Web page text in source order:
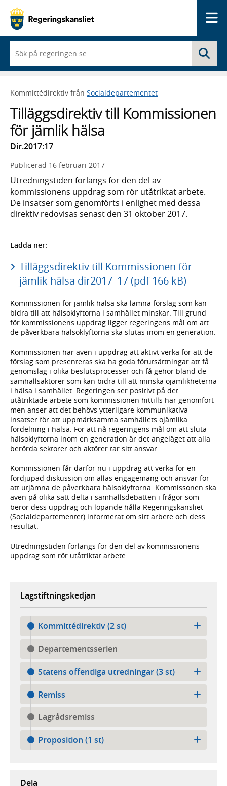
du
börjar
skriva
framträder
lista
med
sökförslag
Kommittédirektiv från Socialdepartementet
Tilläggsdirektiv till Kommissionen
för jämlik hälsa
Dir.2017:17
Publicerad 16 februari 2017
Utredningstiden förlängs för den del av
kommissionens uppdrag som rör utåtriktat arbete.
De insatser som genomförts i enlighet med dessa
direktiv redovisas senast den 31 oktober 2017.
Ladda ner:
Tilläggsdirektiv till Kommissionen för
jämlik hälsa dir2017_17 (pdf 166 kB)
Kommissionen för jämlik hälsa ska lämna förslag som kan
bidra till att hälsoklyftorna i samhället minskar. Till grund
för kommissionens uppdrag ligger regeringens mål om att
de påverkbara hälsoklyftorna ska slutas inom en generation.
Kommissionen har även i uppdrag att aktivt verka för att de
förslag som presenteras ska ha goda förutsättningar att få
genomslag i olika beslutsprocesser och få gehör bland de
samhällsaktörer som kan bidra till att minska ojämlikheterna
i hälsa i samhället. Regeringen ser positivt på det
utåtriktade arbete som kommissionen hittills har genomfört
men anser att det behövs ytterligare kommunikativa
insatser för att uppmärksamma samhällets ojämlika
fördelning i hälsa. För att nå regeringens mål om att sluta
hälsoklyftorna inom en generation är det angeläget att alla
berörda sektorer och aktörer tar sitt ansvar.
Kommissionen får därför nu i uppdrag att verka för en
fördjupad diskussion om allas engagemang och ansvar för
att utjämna de påverkbara hälsoklyftorna. Kommissonen ska
även på olika sätt delta i samhällsdebatten i frågor som
berör dess uppdrag och löpande hålla Regeringskansliet
(Socialdepartementet) informerat om sitt arbete och dess
resultat.
Utredningstiden förlängs för den del av kommissionens
uppdrag som rör utåtriktat arbete.
Lagstiftningskedjan
Kommittédirektiv (2 st)
Departementsserien
Statens offentliga utredningar (3 st)
Remiss
Lagrådsremiss
Proposition (1 st)
Dela